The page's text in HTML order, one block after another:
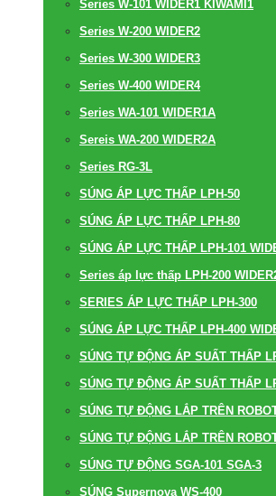
Series W-101 WIDER1 KIWAMI1
Series W-200 WIDER2
Series W-300 WIDER3
Series W-400 WIDER4
Series WA-101 WIDER1A
Sereis WA-200 WIDER2A
Series RG-3L
SÚNG ÁP LỰC THẤP LPH-50
SÚNG ÁP LỰC THẤP LPH-80
SÚNG ÁP LỰC THẤP LPH-101
Series áp lực thấp LPH-200
SERIES ÁP LỰC THẤP LPH-300
SÚNG ÁP LỰC THẤP LPH-400
SÚNG TỰ ĐỘNG ÁP SUẤT THẤP
SÚNG TỰ ĐỘNG ÁP SUẤT THẤP
SÚNG TỰ ĐỘNG LẮP TRÊN
SÚNG TỰ ĐỘNG LẮP TRÊN
SÚNG TỰ ĐỘNG SGA-101 SGA-3
SÚNG Supernova WS-400